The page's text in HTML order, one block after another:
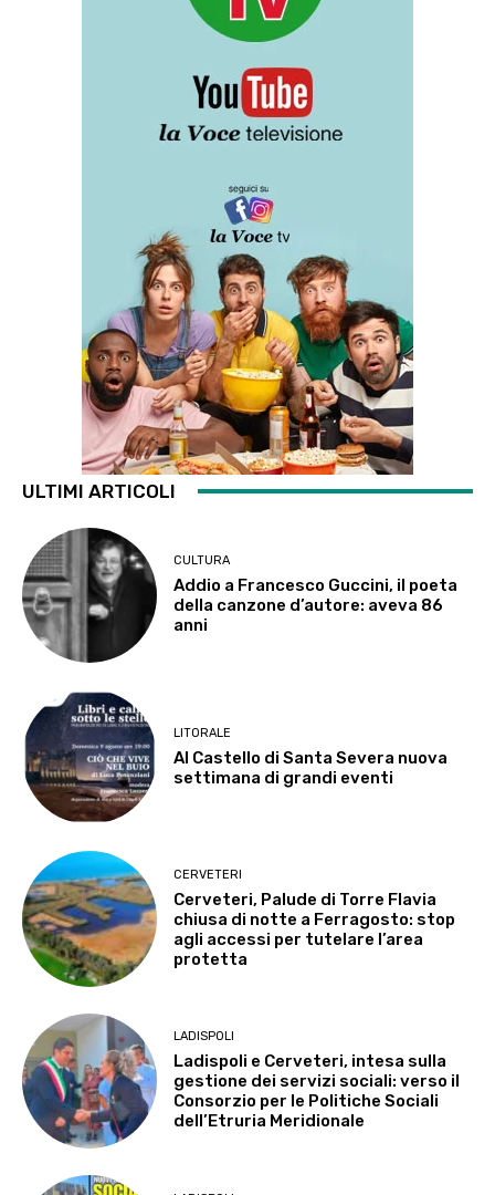
ULTIMI ARTICOLI
CULTURA
Addio a Francesco Guccini, il poeta
della canzone d’autore: aveva 86
anni
LITORALE
Al Castello di Santa Severa nuova
settimana di grandi eventi
CERVETERI
Cerveteri, Palude di Torre Flavia
chiusa di notte a Ferragosto: stop
agli accessi per tutelare l’area
protetta
LADISPOLI
Ladispoli e Cerveteri, intesa sulla
gestione dei servizi sociali: verso il
Consorzio per le Politiche Sociali
dell’Etruria Meridionale